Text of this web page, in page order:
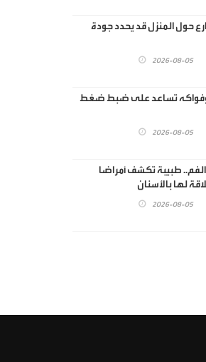
حول المنزل قد يحدد جودة
2026-08-05
تساعد على ضبط ضغط
2026-08-05
طبيبة تكشف أمراضا
لها بالأسنان
2026-08-05